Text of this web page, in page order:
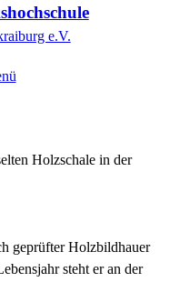
e.V.
geprüfter Holzbildhauer
steht er an der